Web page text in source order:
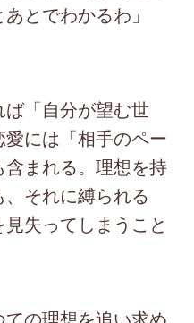
とでわかるわ」
「自分が望む世
には「相手のペー
まれる。理想を持
それに縛られる
失ってしまうこと